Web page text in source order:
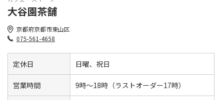
大谷園茶舗
京都府京都市東山区
075-561-4658
定休日 日曜、祝日
営業時間 9時～18時（ラストオーダー17時）